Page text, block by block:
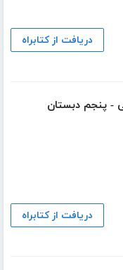
دریافت از کتابراه
- پنجم دبستان
دریافت از کتابراه